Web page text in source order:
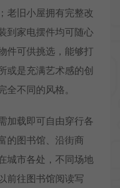
老旧小屋拥有完整改
到家电摆件均可随心
件可供挑选，能够打
或是充满艺术感的创
不同的风格。
加载即可自由穿行各
的图书馆、沿街商
城市各处，不同场地
前往图书馆阅读写